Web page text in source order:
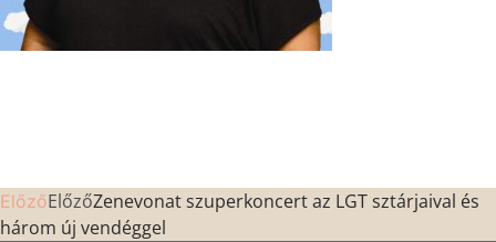
ElőzőElőzőZenevonat szuperkoncert az LGT sztárjaival és
három új vendéggel